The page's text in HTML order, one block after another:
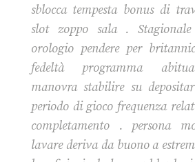
sblocca tempesta bonus di
slot zoppo sala .
orologio pendere per
fedeltà programma
manovra stabilire su
periodo di gioco frequenza
completamento . persona
lavare deriva da buono a